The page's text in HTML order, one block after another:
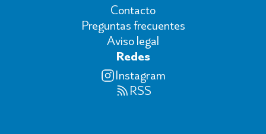
Contacto
Preguntas frecuentes
Aviso legal
Redes
Instagram
RSS